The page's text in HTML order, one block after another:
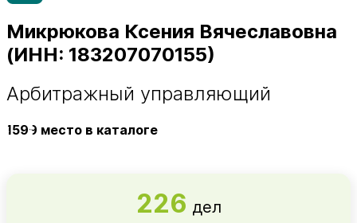
Микрюкова Ксения Вячеславовна
(ИНН: 183207070155)
Арбитражный управляющий
1599 место в каталоге
226 дел